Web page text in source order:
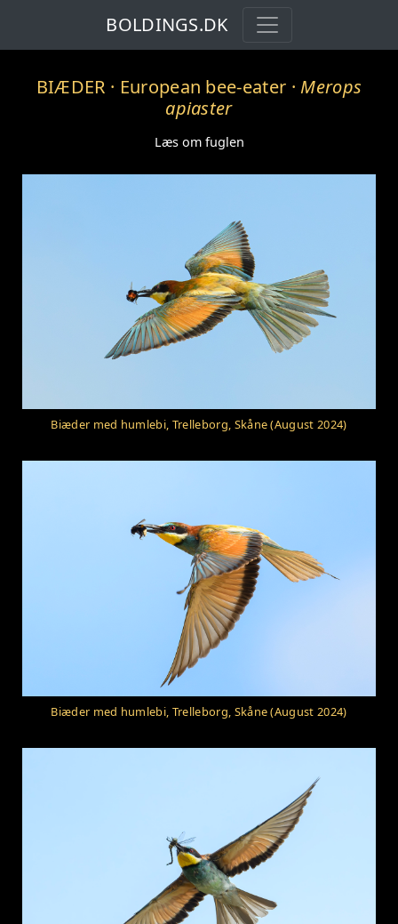
BOLDINGS.DK
BIÆDER · European bee-eater ·Merops
apiaster
Læs om fuglen
Biæder med humlebi, Trelleborg, Skåne (August 2024)
Biæder med humlebi, Trelleborg, Skåne (August 2024)